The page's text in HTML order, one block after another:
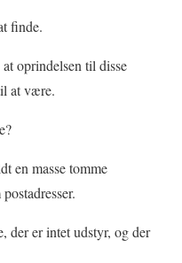
finde.
oprindelsen til disse
at være.
en masse tomme
der er intet udstyr, og der